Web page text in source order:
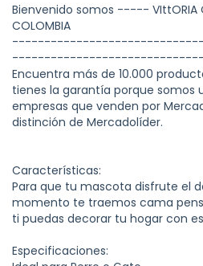
Bienvenido somos ----- VIttORIA
COLOMBIA
Encuentra más de 10.000
tienes la garantía porque somos
empresas que venden por
distinción de Mercadolíder.
Características:
Para que tu mascota disfrute el
momento te traemos cama
ti puedas decorar tu hogar con
Especificaciones: